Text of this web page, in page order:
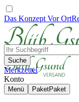
Das Konzept Vor Ort
Suche
Merkzettel
Konto
Menü PaketPaket